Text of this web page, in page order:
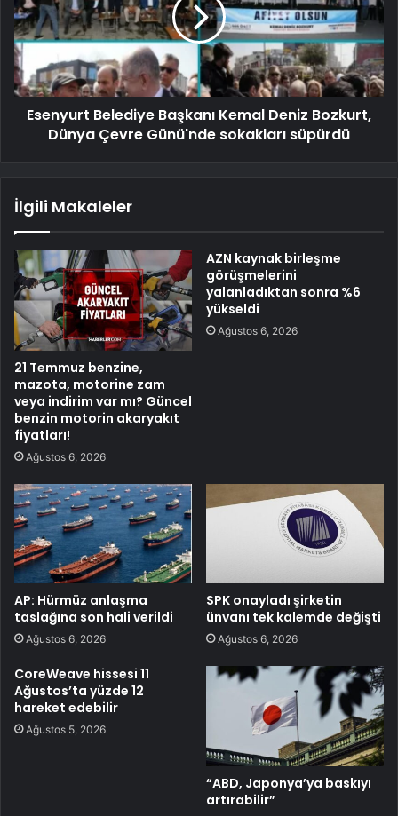
Esenyurt Belediye Başkanı Kemal Deniz Bozkurt,
Dünya Çevre Günü'nde sokakları süpürdü
İlgili Makaleler
21 Temmuz benzine,
mazota, motorine zam
veya indirim var mı? Güncel
benzin motorin akaryakıt
fiyatları!
Ağustos 6, 2026
AZN kaynak birleşme
görüşmelerini
yalanladıktan sonra %6
yükseldi
Ağustos 6, 2026
AP: Hürmüz anlaşma
taslağına son hali verildi
Ağustos 6, 2026
SPK onayladı şirketin
ünvanı tek kalemde değişti
Ağustos 6, 2026
CoreWeave hissesi 11
Ağustos’ta yüzde 12
hareket edebilir
Ağustos 5, 2026
“ABD, Japonya’ya baskıyı
artırabilir”